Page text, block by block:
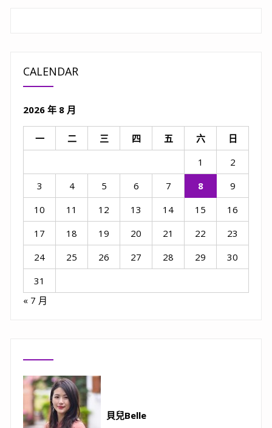
CALENDAR
2026 年 8 月
一 二 三 四 五 六
日
1
2
3
4 5 6 7 8
9
10
11 12 13 14 15
16
17
18 19 20 21 22
23
24
25 26 27 28 29
30
31
« 7 月
貝兒Belle